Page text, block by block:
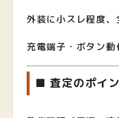
外装に小スレ程度、
充電端子・ボタン動
■ 査定のポイ